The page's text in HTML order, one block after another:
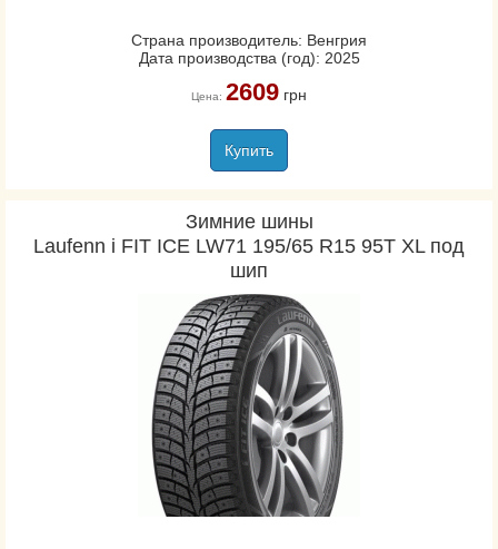
Страна производитель: Венгрия
Дата производства (год): 2025
Цена: 2609грн
Купить
Зимние шины
Laufenn i FIT ICE LW71 195/65 R15 95T XL под
шип